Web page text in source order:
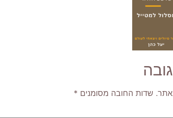
שדות החובה מסומנים *